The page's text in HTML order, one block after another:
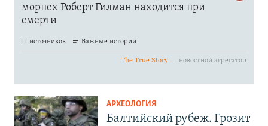
АРХЕОЛОГИЯ
Балтийский рубеж. Грозит